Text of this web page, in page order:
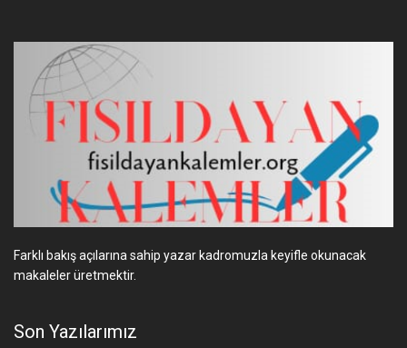
Farklı bakış açılarına sahip yazar kadromuzla keyifle okunacak
makaleler üretmektir.
Son Yazılarımız